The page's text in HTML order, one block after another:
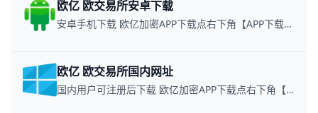
欧亿 欧交易所安卓下载
安卓手机下载 欧亿加密APP下载点右下角【APP下载】联系客服 每日更新可用链接
欧亿 欧交易所国内网址
国内用户可注册后下载 欧亿加密APP下载点右下角【APP下载】联系客服 每日更新可用链接